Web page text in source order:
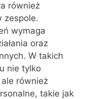
również
zespole.
wymaga
oraz
W takich
nie tylko
również
takie jak